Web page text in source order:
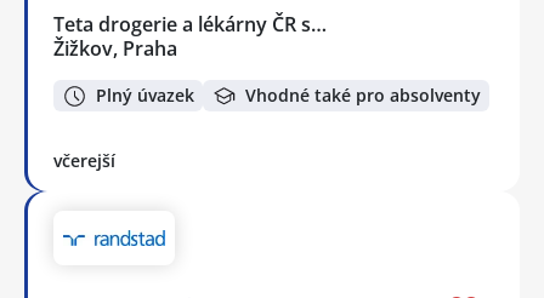
Teta drogerie a lékárny ČR s…
Žižkov, Praha
Plný úvazek Vhodné také pro absolventy
včerejší